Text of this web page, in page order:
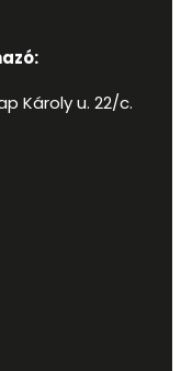
Károly u. 22/c.